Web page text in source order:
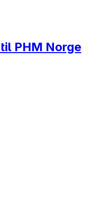
PHM Norge